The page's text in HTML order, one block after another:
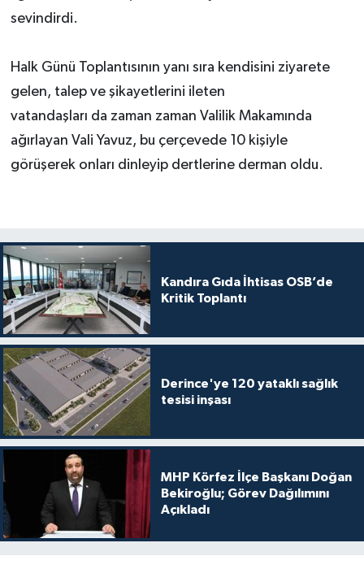
sevindirdi.
Halk Günü Toplantısının yanı sıra kendisini ziyarete
gelen, talep ve şikayetlerini ileten
vatandaşları da zaman zaman Valilik Makamında
ağırlayan Vali Yavuz, bu çerçevede 10 kişiyle
görüşerek onları dinleyip dertlerine derman oldu.
Kandıra Gıda İhtisas OSB’de
Kritik Toplantı
Derince'ye 120 yataklı sağlık
tesisi inşası
MHP Körfez İlçe Başkanı Doğan
Bekiroğlu; Görev Dağılımını
Açıkladı